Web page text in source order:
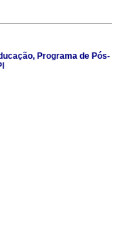
Programa de Pós-